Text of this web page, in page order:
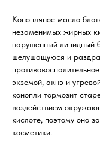
Конопляное масло
незаменимых жирных
нарушенный липидный
шелушащуюся и
экземой, акнэ и
конопли тормозит
воздействием
кислоте, поэтому оно
косметики.